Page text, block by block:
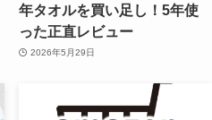
年タオルを買い足し！5年使
った正直レビュー
2026年5月29日